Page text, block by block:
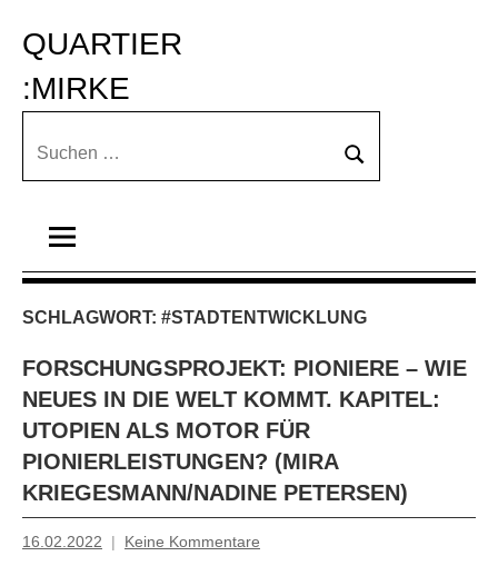
Inhalt
springen
QUARTIER
:MIRKE
Suchen
Suchen
SCHLAGWORT: #STADTENTWICKLUNG
FORSCHUNGSPROJEKT: PIONIERE – WIE
NEUES IN DIE WELT KOMMT. KAPITEL:
UTOPIEN ALS MOTOR FÜR
PIONIERLEISTUNGEN? (MIRA
KRIEGESMANN/NADINE PETERSEN)
16.02.2022
Mosche
Keine Kommentare